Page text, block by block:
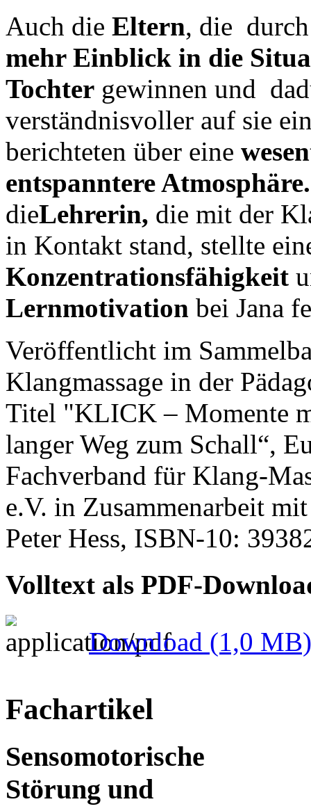
Auch die Eltern, die
mehr Einblick in die
Tochter gewinnen und
verständnisvoller auf sie
berichteten über eine
entspanntere Atmosphäre.
dieLehrerin, die mit der
in Kontakt stand, stellte
Konzentrationsfähigkeit
Lernmotivation bei Jana
Veröffentlicht im
Klangmassage in der
Titel "KLICK – Momente
langer Weg zum Schall“,
Fachverband für Klang-
e.V. in Zusammenarbeit
Peter Hess, ISBN-10:
Volltext als PDF-
Download (1,0 MB)
Fachartikel
Sensomotorische
Störung und